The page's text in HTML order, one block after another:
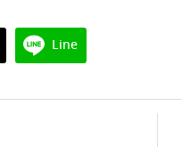
Line